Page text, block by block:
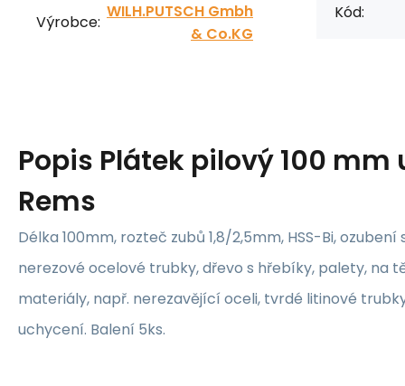
Výrobce:
WILH.PUTSCH Gmbh
& Co.KG
Kód:
Popis Plátek pilový 100 mm
Rems
Délka 100mm, rozteč zubů 1,8/2,5mm, HSS-Bi,
nerezové ocelové trubky, dřevo s hřebíky, palety, na
materiály, např. nerezavějící oceli, tvrdé litinové
uchycení. Balení 5ks.